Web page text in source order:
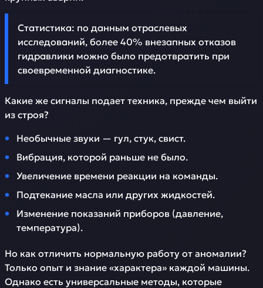
Статистика: по данным отраслевых
исследований, более 40% внезапных отказов
гидравлики можно было предотвратить при
своевременной диагностике.
Какие же сигналы подает техника, прежде чем выйти
из строя?
Необычные звуки — гул, стук, свист.
Вибрация, которой раньше не было.
Увеличение времени реакции на команды.
Подтекание масла или других жидкостей.
Изменение показаний приборов (давление,
температура).
Но как отличить нормальную работу от аномалии?
Только опыт и знание «характера» каждой машины.
Однако есть универсальные методы, которые